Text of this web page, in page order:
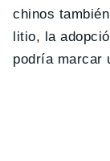
chinos
litio, la
podría marcar